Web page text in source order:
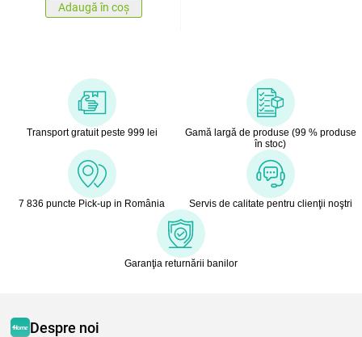
Adaugă în coș
Transport gratuit peste 999 lei
Gamă largă de produse (99 % produse
în stoc)
7 836 puncte Pick-up in România Servis de calitate pentru clienţii noştri
Garanţia returnării banilor
Despre noi